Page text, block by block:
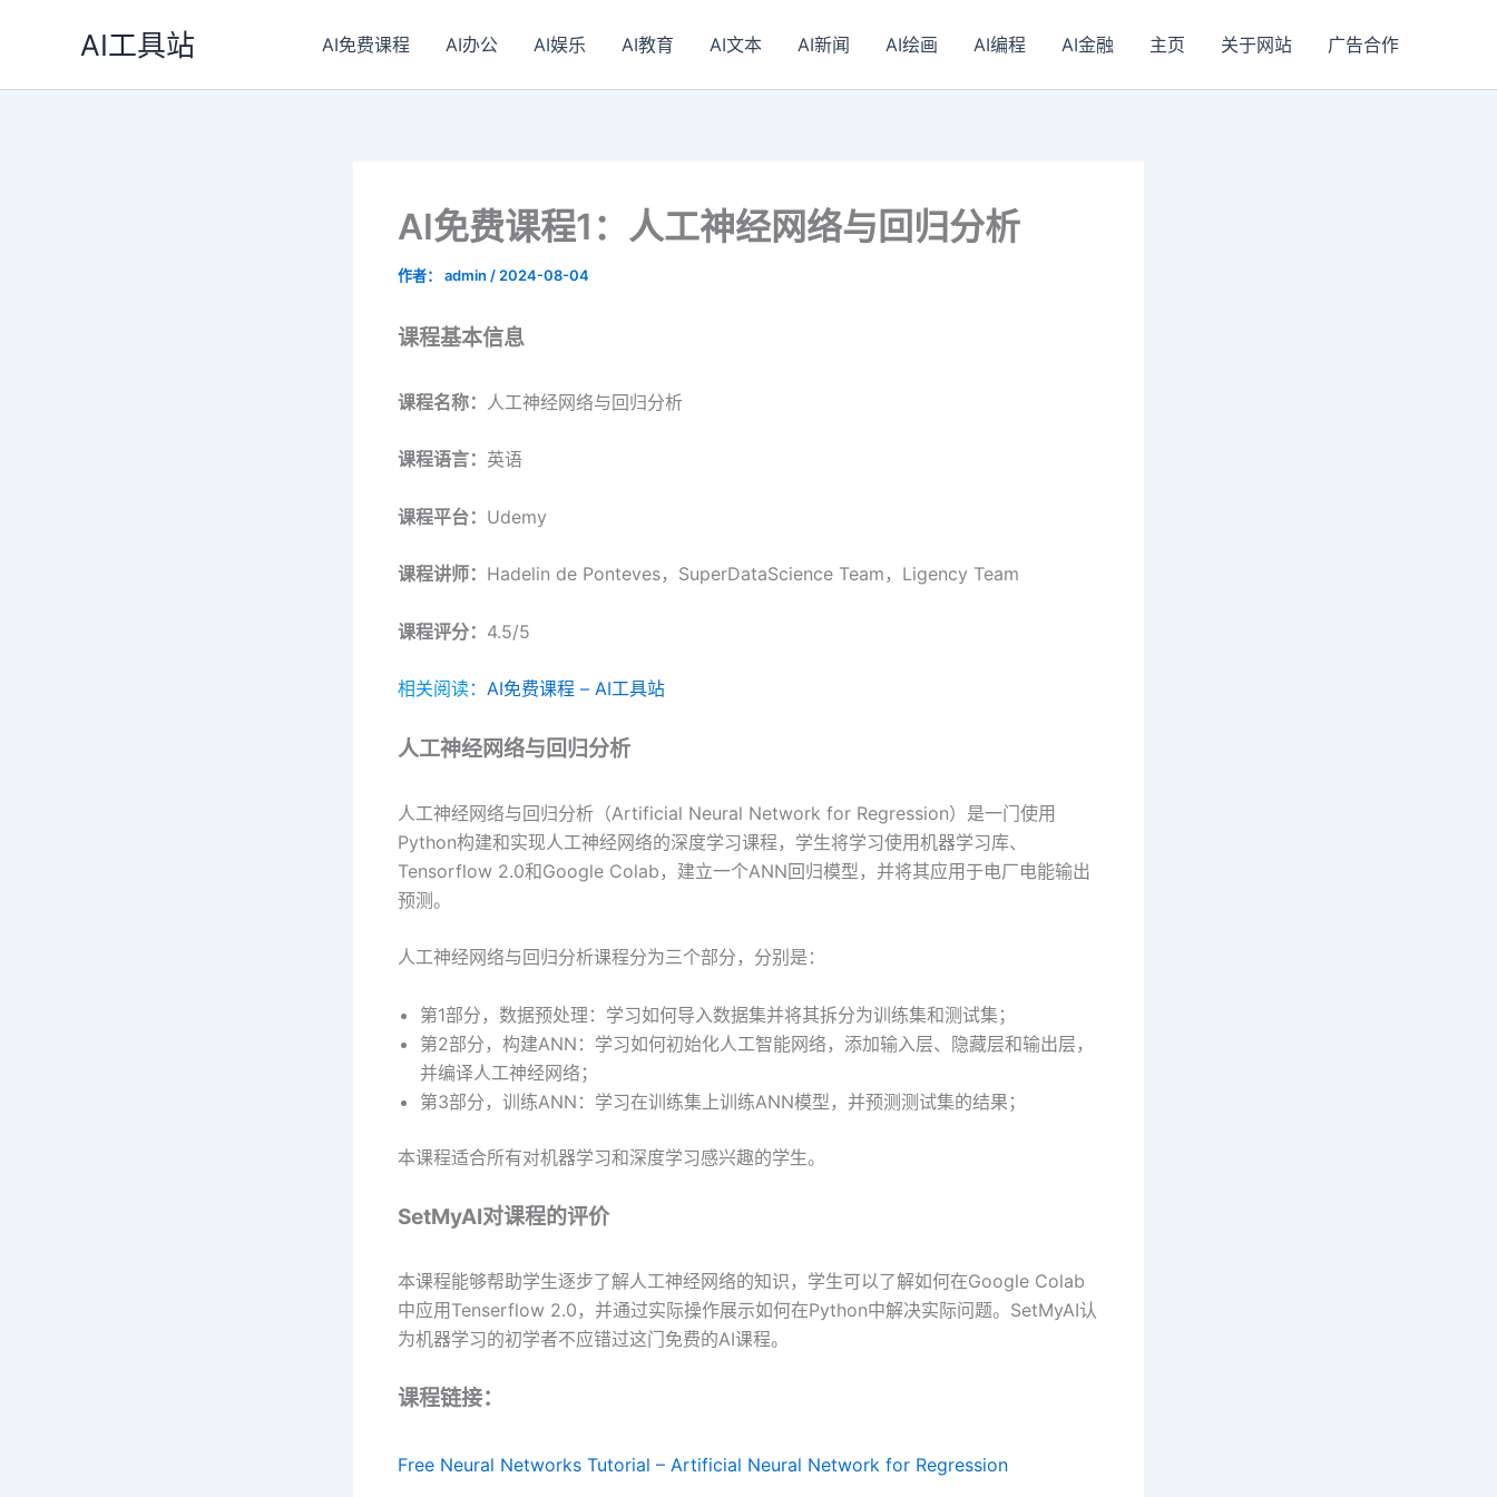
AI工具站 AI免费课程 AI办公 AI娱乐 AI教育 AI文本 AI新闻 AI绘画 AI编程 AI金融 主页 关于网站 广告合作
AI免费课程1：人工神经网络与回归分析
作者： admin / 2024-08-04
课程基本信息
课程名称： 人工神经网络与回归分析
课程语言： 英语
课程平台： Udemy
课程讲师： Hadelin de Ponteves，SuperDataScience Team，Ligency Team
课程评分： 4.5/5
相关阅读： AI免费课程 – AI工具站
人工神经网络与回归分析
人工神经网络与回归分析（Artificial Neural Network for Regression）是一门使用
Python构建和实现人工神经网络的深度学习课程，学生将学习使用机器学习库、
Tensorflow 2.0和Google Colab，建立一个ANN回归模型，并将其应用于电厂电能输出
预测。
人工神经网络与回归分析课程分为三个部分，分别是：
第1部分，数据预处理：学习如何导入数据集并将其拆分为训练集和测试集；
第2部分，构建ANN：学习如何初始化人工智能网络，添加输入层、隐藏层和输出层，
并编译人工神经网络；
第3部分，训练ANN：学习在训练集上训练ANN模型，并预测测试集的结果；
本课程适合所有对机器学习和深度学习感兴趣的学生。
SetMyAI对课程的评价
本课程能够帮助学生逐步了解人工神经网络的知识，学生可以了解如何在Google Colab
中应用Tenserflow 2.0，并通过实际操作展示如何在Python中解决实际问题。SetMyAI认
为机器学习的初学者不应错过这门免费的AI课程。
课程链接：
Free Neural Networks Tutorial – Artificial Neural Network for Regression